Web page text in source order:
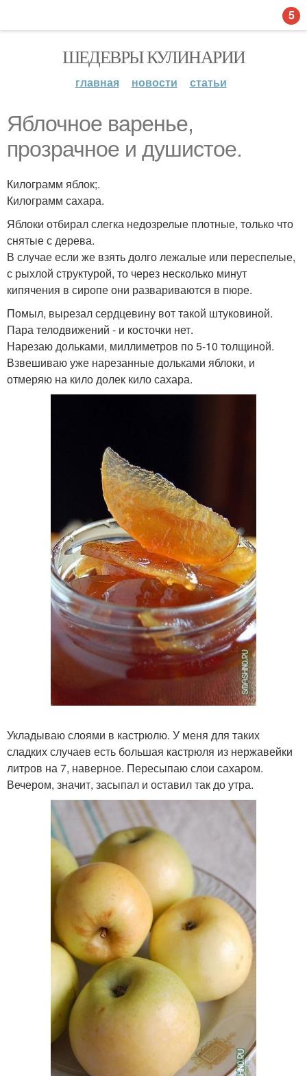
ШЕДЕВРЫ КУЛИНАРИИ
главная новости статьи
Яблочное варенье,
прозрачное и душистое.
Килограмм яблок;.
Килограмм сахара.
Яблоки отбирал слегка недозрелые плотные, только что
снятые с дерева.
В случае если же взять долго лежалые или переспелые,
с рыхлой структурой, то через несколько минут
кипячения в сиропе они развариваются в пюре.
Помыл, вырезал сердцевину вот такой штуковиной.
Пара телодвижений - и косточки нет.
Нарезаю дольками, миллиметров по 5-10 толщиной.
Взвешиваю уже нарезанные дольками яблоки, и
отмеряю на кило долек кило сахара.
Укладываю слоями в кастрюлю. У меня для таких
сладких случаев есть большая кастрюля из нержавейки
литров на 7, наверное. Пересыпаю слои сахаром.
Вечером, значит, засыпал и оставил так до утра.
5